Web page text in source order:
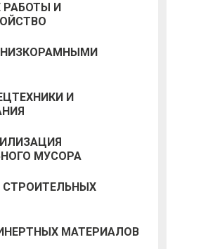
И
НИЗКОРАМНЫМИ
И
МУСОРА
СТРОИТЕЛЬНЫХ
МАТЕРИАЛОВ